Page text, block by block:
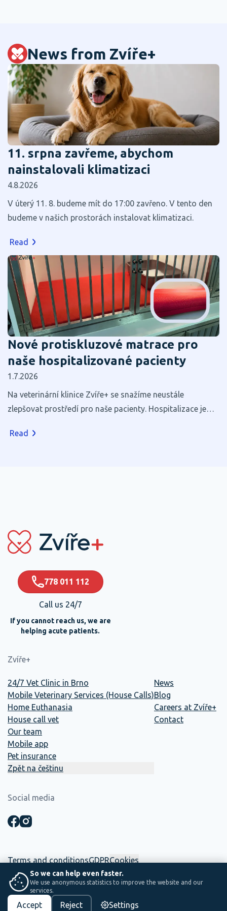
News from Zvíře+
11. srpna zavřeme, abychom
nainstalovali klimatizaci
4.8.2026
V úterý 11. 8. budeme mít do 17:00 zavřeno. V tento den
budeme v našich prostorách instalovat klimatizaci.
Read
Nové protiskluzové matrace pro
naše hospitalizované pacienty
1.7.2026
Na veterinární klinice Zvíře+ se snažíme neustále
zlepšovat prostředí pro naše pacienty. Hospitalizace je
maličkosti mohou výrazně přispět k jejich pohodlí a
Read
778 011 112
Call us 24/7
If you cannot reach us, we are
helping acute patients.
Zvíře+
24/7 Vet Clinic in Brno
Mobile Veterinary Services (House Calls)
Home Euthanasia
House call vet
Our team
Mobile app
Pet insurance
Zpět na češtinu
News
Blog
Careers at Zvíře+
Contact
Social media
Terms and conditionsGDPRCookies
☕ This website was built in-house. Between two shifts, coffee and
PS
So we can help even faster.
We use anonymous statistics to improve the website and our
services.
Accept Reject Settings